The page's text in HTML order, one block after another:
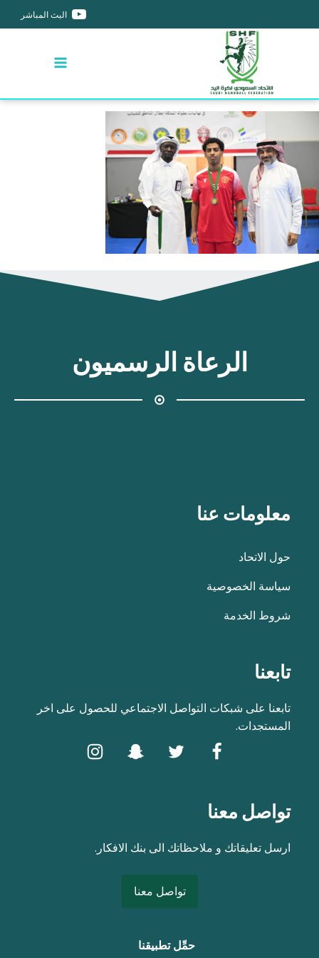
البث المباشر
الرعاة الرسميون
معلومات عنا
حول الاتحاد
سياسة الخصوصية
شروط الخدمة
تابعنا
تابعنا على شبكات التواصل الاجتماعي للحصول على اخر
المستجدات.
تواصل معنا
ارسل تعليقاتك و ملاحظاتك الى بنك الافكار.
تواصل معنا
حمِّل تطبيقنا